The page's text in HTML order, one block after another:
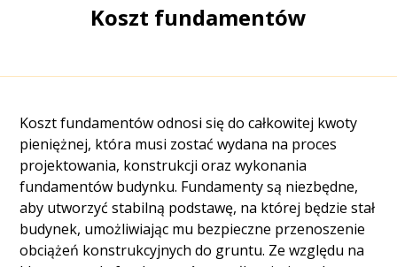
Koszt fundamentów
Koszt fundamentów odnosi się do całkowitej kwoty
pieniężnej, która musi zostać wydana na proces
projektowania, konstrukcji oraz wykonania
fundamentów budynku. Fundamenty są niezbędne,
aby utworzyć stabilną podstawę, na której będzie stał
budynek, umożliwiając mu bezpieczne przenoszenie
obciążeń konstrukcyjnych do gruntu. Ze względu na